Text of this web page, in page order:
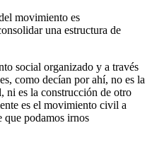
movimiento es
una estructura de
social organizado y a través
como decían por ahí, no es la
ni es la construcción de otro
es el movimiento civil a
que podamos irnos